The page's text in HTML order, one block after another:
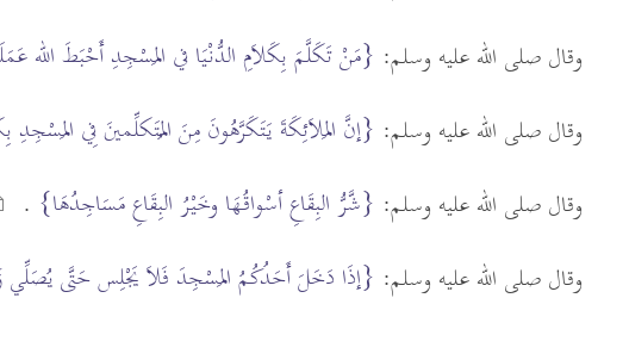
وقال صلى الله عليه وسلم: {مَنْ تَكَلَّمَ بِكَلاَمِ الدُّنْيَا في المَسْجِدِ أَحْبَطَ الله
وقال صلى الله عليه وسلم: {إنَّ المَلاَئِكَةَ يَتَكَرَّهُونَ مِنَ المُتَكلِّمينَ فِي المَسْجِدِ
وقال صلى الله عليه وسلم: {شَّرُّ البِقَاعِ أسْواقُهَا وخَيْرُ البِقَاعِ مَسَاجِدُهَا} .
وقال صلى الله عليه وسلم: {إذَا دَخَلَ أَحَدُكُمُ المَسْجِدَ فَلاَ يَجْلِس حَتَّى يُصَلِّي